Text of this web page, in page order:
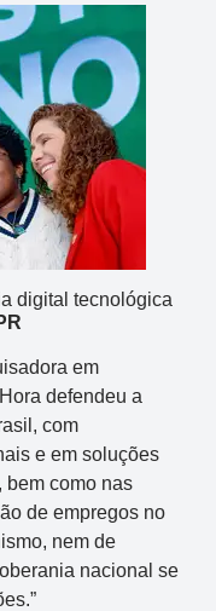
digital tecnológica
em
defendeu a
com
e em soluções
bem como nas
de empregos no
nem de
nacional se